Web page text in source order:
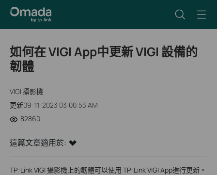
如何在 VIGI App中更新 VIGI 設備的
韌體
VIGI 攝影機
更新09-11-2023 03:00:53 AM
82860
這篇文章適用於:
TP-Link VIGI 攝影機上的韌體可以使用 TP-Link VIGI App進行更新。